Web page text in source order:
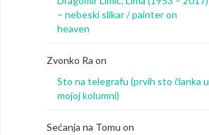
– nebeski slikar / painter on
heaven
Zvonko Ra on
Sto na telegrafu (prvih sto članka u
mojoj kolumni)
Sećanja na Tomu on